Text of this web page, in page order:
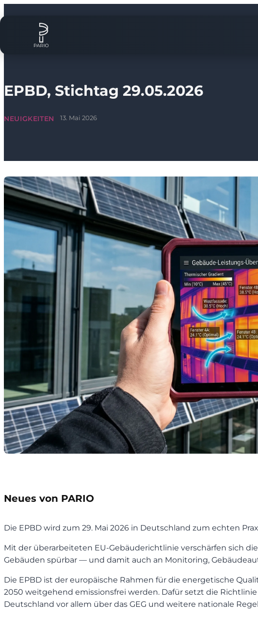
EPBD, Stichtag 29.05.2026
NEUIGKEITEN 13. Mai 2026
Neues von PARIO
Die EPBD wird zum 29. Mai 2026 in Deutschland zum echten
Mit der überarbeiteten EU-Gebäuderichtlinie verschärfen sich
Gebäuden spürbar — und damit auch an Monitoring,
Die EPBD ist der europäische Rahmen für die energetische
2050 weitgehend emissionsfrei werden. Dafür setzt die
Deutschland vor allem über das GEG und weitere nationale